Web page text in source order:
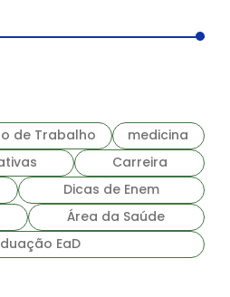
de Trabalho
medicina
Carreira
Dicas de Enem
Área da Saúde
EaD